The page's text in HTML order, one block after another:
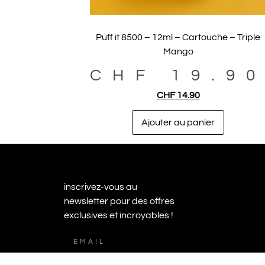
Puff it 8500 – 12ml – Cartouche – Triple
Mango
CHF 19.90
CHF14.90
Ajouter au panier
inscrivez-vous au
newsletter pour des offres
exclusives et incroyables !